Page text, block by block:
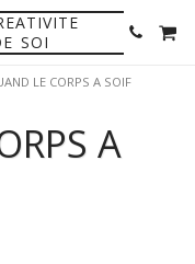
SOI
LE CORPS A SOIF
A